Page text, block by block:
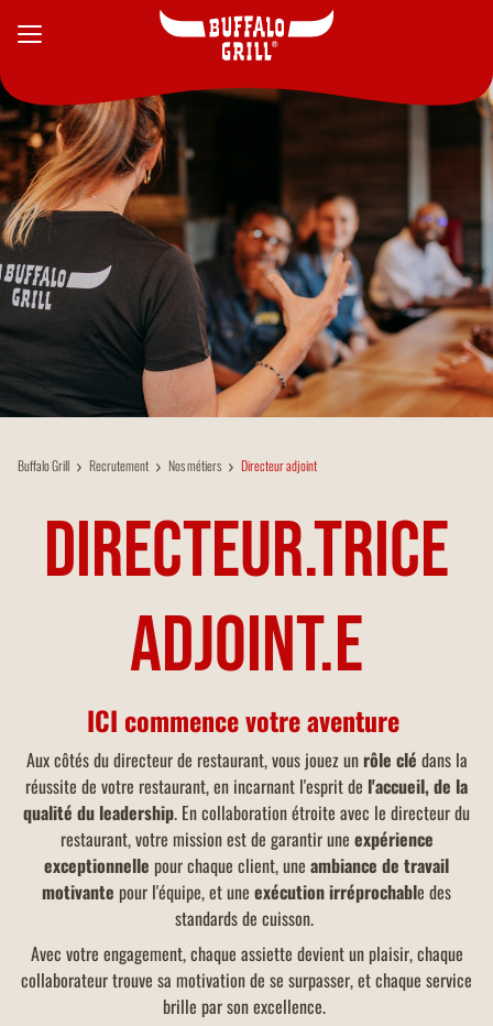
Aller au contenu principal
Buffalo Grill Recrutement Nos métiers Directeur adjoint
​​Directeur.trice
Adjoint.e
ICI commence votre aventure
Aux côtés du directeur de restaurant, vous jouez unrôle clé dans la
réussite de votre restaurant, en incarnant l'esprit de l'accueil, de la
qualité du leadership. En collaboration étroite avec le directeur du
restaurant, votre mission est de garantir une expérience
exceptionnelle pour chaque client, une ambiance de travail
motivante pour l'équipe, et une exécution irréprochable des
standards de cuisson.
Avec votre engagement, chaque assiette devient un plaisir, chaque
collaborateur trouve sa motivation de se surpasser, et chaque service
brille par son excellence.